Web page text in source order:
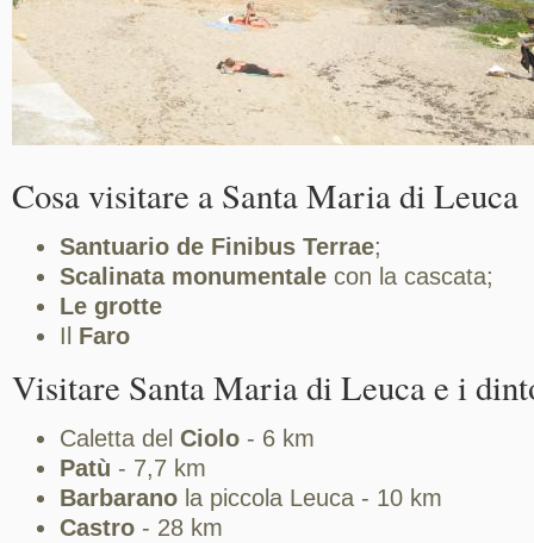
Cosa visitare a Santa Maria di Leuca
Santuario de Finibus Terrae;
Scalinata monumentale con la cascata;
Le grotte
Il Faro
Visitare Santa Maria di Leuca e i
Caletta del Ciolo - 6 km
Patù - 7,7 km
Barbarano la piccola Leuca - 10 km
Castro - 28 km